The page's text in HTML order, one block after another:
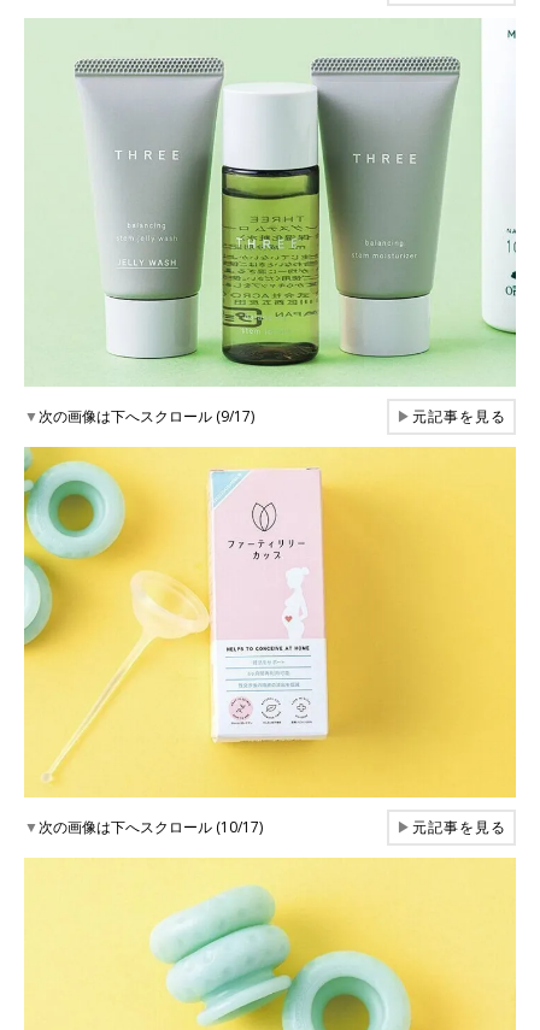
▼次の画像は下へスクロール (9/17) ▶元記事を見る
▼次の画像は下へスクロール (10/17) ▶元記事を見る